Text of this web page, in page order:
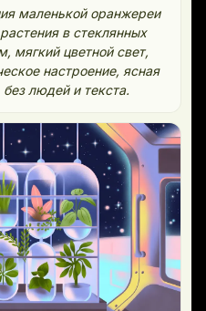
маленькой оранжереи
в стеклянных
мягкий цветной свет,
настроение, ясная
людей и текста.